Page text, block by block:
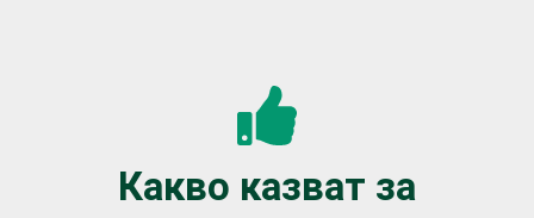
Какво казват за